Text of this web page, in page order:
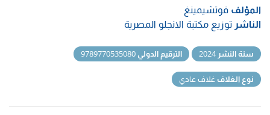
المؤلف فوتشيمينغ
الناشر توزيع مكتبة الانجلو المصرية
سنة النشر الترقيم الدولي
نوع الغلاف غلاف عادي